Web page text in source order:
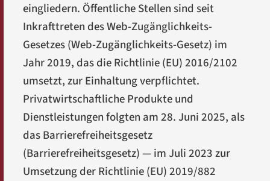
eingliedern. Öffentliche Stellen sind seit
Inkrafttreten des Web-Zugänglichkeits-
Gesetzes (Web-Zugänglichkeits-Gesetz) im
Jahr 2019, das die Richtlinie (EU) 2016/2102
umsetzt, zur Einhaltung verpflichtet.
Privatwirtschaftliche Produkte und
Dienstleistungen folgten am 28. Juni 2025, als
das Barrierefreiheitsgesetz
(Barrierefreiheitsgesetz) — im Juli 2023 zur
Umsetzung der Richtlinie (EU) 2019/882